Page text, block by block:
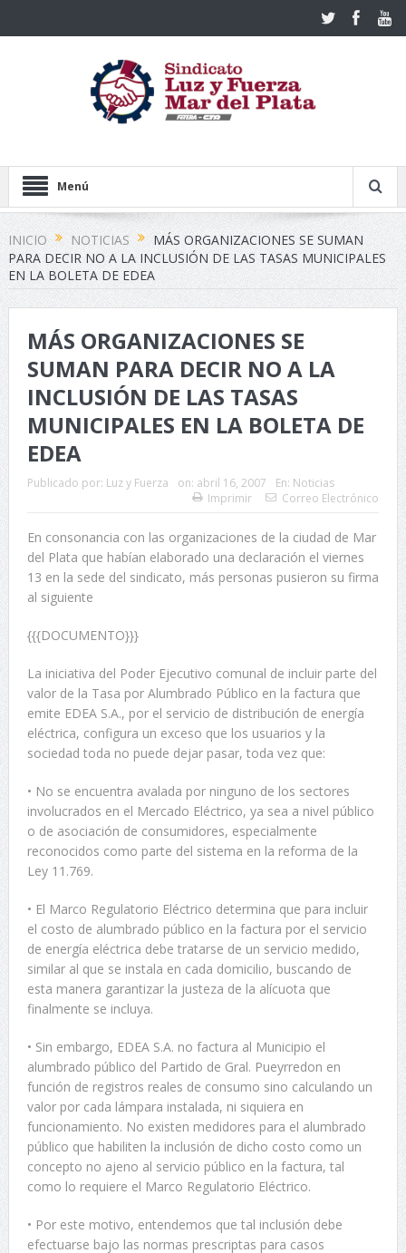
Menú
INICIO NOTICIAS
MÁS ORGANIZACIONES SE SUMAN
PARA DECIR NO A LA INCLUSIÓN DE LAS TASAS MUNICIPALES
EN LA BOLETA DE EDEA
MÁS ORGANIZACIONES SE
SUMAN PARA DECIR NO A LA
INCLUSIÓN DE LAS TASAS
MUNICIPALES EN LA BOLETA DE
EDEA
Publicado por: Luz y Fuerza on: abril 16, 2007 En: Noticias
Imprimir
Correo Electrónico
En consonancia con las organizaciones de la ciudad de Mar
del Plata que habían elaborado una declaración el viernes
13 en la sede del sindicato, más personas pusieron su firma
al siguiente
{{{DOCUMENTO}}}
La iniciativa del Poder Ejecutivo comunal de incluir parte del
valor de la Tasa por Alumbrado Público en la factura que
emite EDEA S.A., por el servicio de distribución de energía
eléctrica, configura un exceso que los usuarios y la
sociedad toda no puede dejar pasar, toda vez que:
• No se encuentra avalada por ninguno de los sectores
involucrados en el Mercado Eléctrico, ya sea a nivel público
o de asociación de consumidores, especialmente
reconocidos como parte del sistema en la reforma de la
Ley 11.769.
• El Marco Regulatorio Eléctrico determina que para incluir
el costo de alumbrado público en la factura por el servicio
de energía eléctrica debe tratarse de un servicio medido,
similar al que se instala en cada domicilio, buscando de
esta manera garantizar la justeza de la alícuota que
finalmente se incluya.
• Sin embargo, EDEA S.A. no factura al Municipio el
alumbrado público del Partido de Gral. Pueyrredon en
función de registros reales de consumo sino calculando un
valor por cada lámpara instalada, ni siquiera en
funcionamiento. No existen medidores para el alumbrado
público que habiliten la inclusión de dicho costo como un
concepto no ajeno al servicio público en la factura, tal
como lo requiere el Marco Regulatorio Eléctrico.
• Por este motivo, entendemos que tal inclusión debe
efectuarse bajo las normas prescriptas para casos